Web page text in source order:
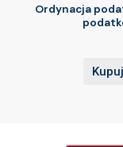
Ordynacja